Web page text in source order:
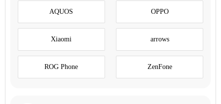
AQUOS OPPO
Xiaomi arrows
ROG Phone ZenFone